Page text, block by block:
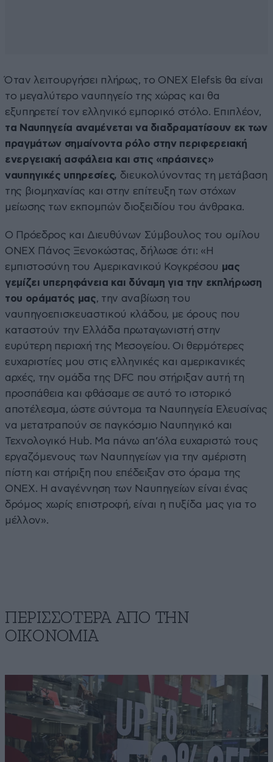
Όταν λειτουργήσει πλήρως, το ONEX Elefsis θα είναι
το μεγαλύτερο ναυπηγείο της χώρας και θα
εξυπηρετεί τον ελληνικό εμπορικό στόλο. Επιπλέον,
τα Ναυπηγεία αναμένεται να διαδραματίσουν εκ των
πραγμάτων σημαίνοντα ρόλο στην περιφερειακή
ενεργειακή ασφάλεια και στις «πράσινες»
ναυπηγικές υπηρεσίες, διευκολύνοντας τη μετάβαση
της βιομηχανίας και στην επίτευξη των στόχων
μείωσης των εκπομπών διοξειδίου του άνθρακα.
Ο Πρόεδρος και Διευθύνων Σύμβουλος του ομίλου
ONEX Πάνος Ξενοκώστας, δήλωσε ότι: «Η
εμπιστοσύνη του Αμερικανικού Κογκρέσου μας
γεμίζει υπερηφάνεια και δύναμη για την εκπλήρωση
του οράματός μας, την αναβίωση του
ναυπηγοεπισκευαστικού κλάδου, με όρους που
καταστούν την Ελλάδα πρωταγωνιστή στην
ευρύτερη περιοχή της Μεσογείου. Οι θερμότερες
ευχαριστίες μου στις ελληνικές και αμερικανικές
αρχές, την ομάδα της DFC που στήριξαν αυτή τη
προσπάθεια και φθάσαμε σε αυτό το ιστορικό
αποτέλεσμα, ώστε σύντομα τα Ναυπηγεία Ελευσίνας
να μετατραπούν σε παγκόσμιο Ναυπηγικό και
Τεχνολογικό Hub. Μα πάνω απ’όλα ευχαριστώ τους
εργαζόμενους των Ναυπηγείων για την αμέριστη
πίστη και στήριξη που επέδειξαν στο όραμα της
ONEX. Η αναγέννηση των Ναυπηγείων είναι ένας
δρόμος χωρίς επιστροφή, είναι η πυξίδα μας για το
μέλλον».
ΠΕΡΙΣΣΟΤΕΡΑ ΑΠΟ ΤΗΝ
ΟΙΚΟΝΟΜΙΑ